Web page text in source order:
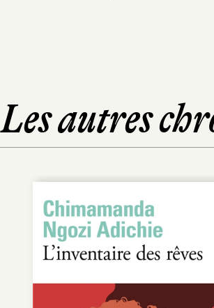
Les autres